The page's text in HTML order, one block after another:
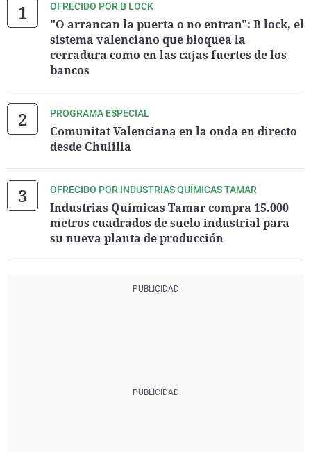
OFRECIDO POR B LOCK
"O arrancan la puerta o no entran": B lock, el
sistema valenciano que bloquea la
cerradura como en las cajas fuertes de los
bancos
PROGRAMA ESPECIAL
Comunitat Valenciana en la onda en directo
desde Chulilla
OFRECIDO POR INDUSTRIAS QUÍMICAS TAMAR
Industrias Químicas Tamar compra 15.000
metros cuadrados de suelo industrial para
su nueva planta de producción